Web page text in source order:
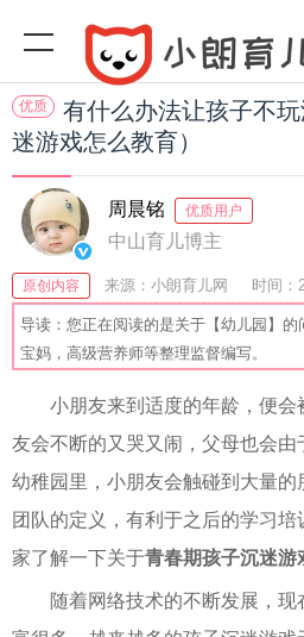
优质
有什么办法让孩子不
迷游戏怎么教育）
周晨铭 优质用户
中山育儿博主
原创内容 来源：小朗育儿网 时间：
收藏：49 分享：65 爆
导读：您正在阅读的是关于【幼儿园】
宝妈，高级营养师等整理监督编写。
小朋友来到适度的年龄，便会
友会不断的又哭又闹，父母也会
幼稚园里，小朋友会触碰到大量
团队的定义，有利于之后的学习
家了解一下关于青春期孩子沉迷游
随着网络技术的不断发展，